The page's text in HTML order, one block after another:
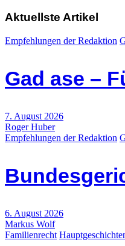
Aktuellste Artikel
Empfehlungen der Redaktion
Gad ase –
7. August 2026
Roger Huber
Empfehlungen der Redaktion
6. August 2026
Markus Wolf
Familienrecht